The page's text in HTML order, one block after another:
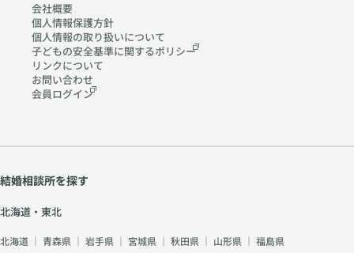
会社概要
個人情報保護方針
個人情報の取り扱いについて
子どもの安全基準に関するポリシー
リンクについて
お問い合わせ
会員ログイン
結婚相談所を探す
北海道・東北
北海道 ｜ 青森県 ｜ 岩手県 ｜ 宮城県 ｜ 秋田県 ｜ 山形県 ｜ 福島県